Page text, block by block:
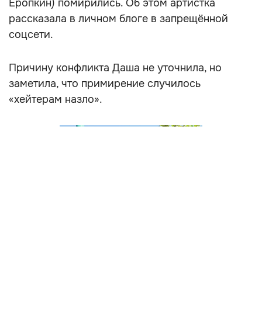
Еропкин) помирились. Об этом артистка
рассказала в личном блоге в запрещённой
соцсети.
Причину конфликта Даша не уточнила, но
заметила, что примирение случилось
«хейтерам назло».